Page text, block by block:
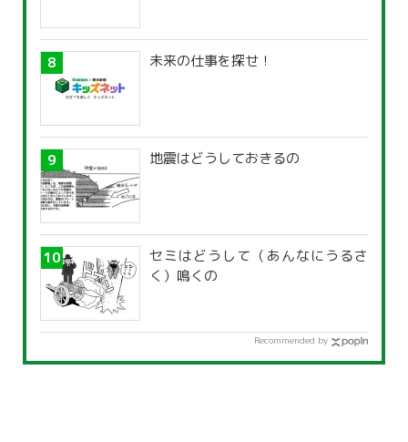
未来の仕事を探せ！
地震はどうしておきるの
セミはどうして（あんなにうるさ
く）鳴くの
Recommended by